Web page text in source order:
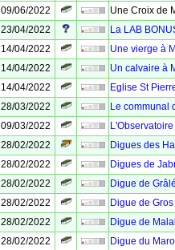
09/06/2022
Une Croix de
23/04/2022
La LAB
14/04/2022
Une vierge à
14/04/2022
Un calvaire à
14/04/2022
Eglise St
28/03/2022
Le communal
09/03/2022
28/02/2022
Digues des
28/02/2022
Digues de
28/02/2022
Digue de
28/02/2022
Digue de
28/02/2022
Digue de
28/02/2022
Digue du